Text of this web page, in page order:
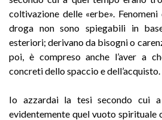
coltivazione delle «erbe».
droga non sono spiegabili in
esteriori; derivano da bisogni o
poi, è compreso anche l’aver a
concreti dello spaccio e dell’acquisto.
Io azzardai la tesi secondo cui
evidentemente quel vuoto spirituale